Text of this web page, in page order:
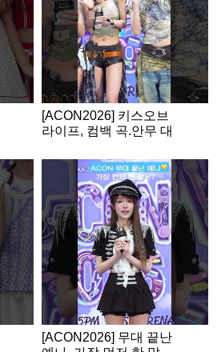
[ACON2026] 키스오브
라이프, 컴백 곡.안무 대
[ACON2026] 무대 끝난